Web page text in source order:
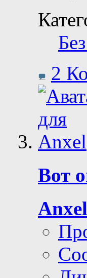
2
Вот
Anxel